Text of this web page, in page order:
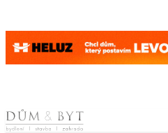
Skip to content